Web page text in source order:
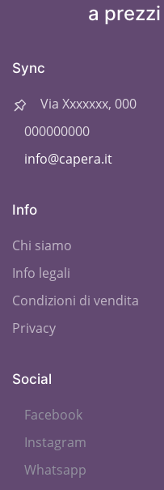
a
Sync
Via Xxxxxxx, 000
000000000
info@capera.it
Info
Chi siamo
Info legali
Condizioni di vendita
Privacy
Social
Facebook
Instagram
Whatsapp